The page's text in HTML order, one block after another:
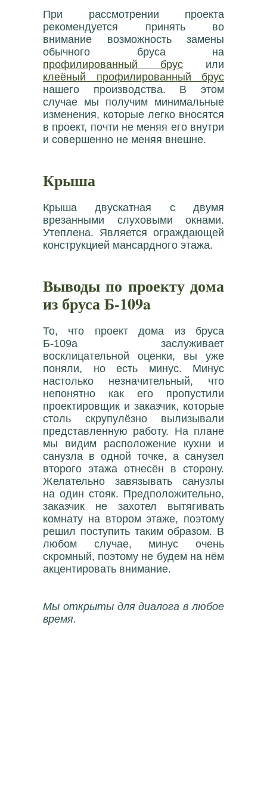
При рассмотрении проекта
рекомендуется принять во
внимание возможность замены
обычного бруса на
профилированный брус или
клеёный профилированный брус
нашего производства. В этом
случае мы получим минимальные
изменения, которые легко вносятся
в проект, почти не меняя его внутри
и совершенно не меняя внешне.
Крыша
Крыша двускатная с двумя
врезанными слуховыми окнами.
Утеплена. Является ограждающей
конструкцией мансардного этажа.
Выводы по проекту дома
из бруса Б-109a
То, что проект дома из бруса
Б-109a заслуживает
восклицательной оценки, вы уже
поняли, но есть минус. Минус
настолько незначительный, что
непонятно как его пропустили
проектировщик и заказчик, которые
столь скрупулёзно вылизывали
представленную работу. На плане
мы видим расположение кухни и
санузла в одной точке, а санузел
второго этажа отнесён в сторону.
Желательно завязывать санузлы
на один стояк. Предположительно,
заказчик не захотел вытягивать
комнату на втором этаже, поэтому
решил поступить таким образом. В
любом случае, минус очень
скромный, поэтому не будем на нём
акцентировать внимание.
Мы открыты для диалога в любое
время.